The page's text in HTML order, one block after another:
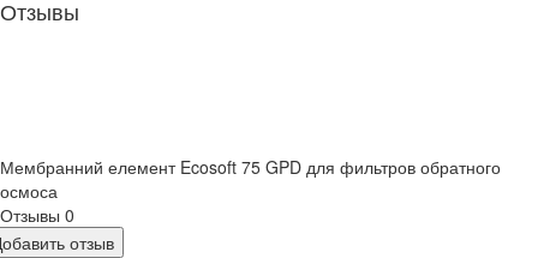
Отзывы
Мембранний елемент Ecosoft 75 GPD для фильтров обратного
осмоса
Отзывы 0
отзыв